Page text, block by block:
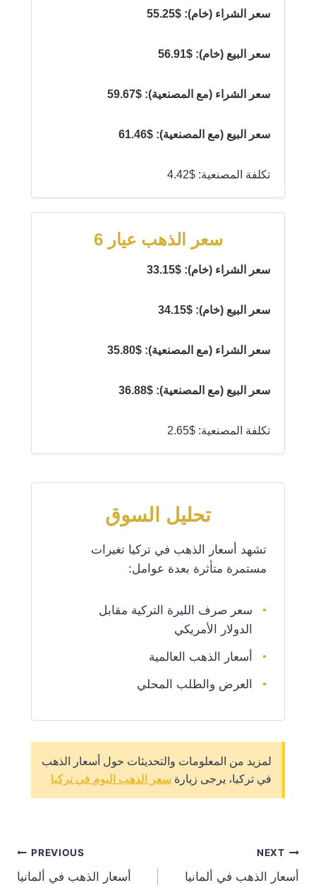
سعر الشراء (خام): $55.25
سعر البيع (خام): $56.91
سعر الشراء (مع المصنعية): $59.67
سعر البيع (مع المصنعية): $61.46
تكلفة المصنعية: $4.42
سعر الذهب عيار 6
سعر الشراء (خام): $33.15
سعر البيع (خام): $34.15
سعر الشراء (مع المصنعية): $35.80
سعر البيع (مع المصنعية): $36.88
تكلفة المصنعية: $2.65
تحليل السوق
تشهد أسعار الذهب في تركيا تغيرات
مستمرة متأثرة بعدة عوامل:
سعر صرف الليرة التركية مقابل
الدولار الأمريكي
أسعار الذهب العالمية
العرض والطلب المحلي
لمزيد من المعلومات والتحديثات حول أسعار الذهب
في تركيا، يرجى زيارة سعر الذهب اليوم في تركيا
PREVIOUS
أسعار الذهب في ألمانيا
NEXT
أسعار الذهب في ألمانيا